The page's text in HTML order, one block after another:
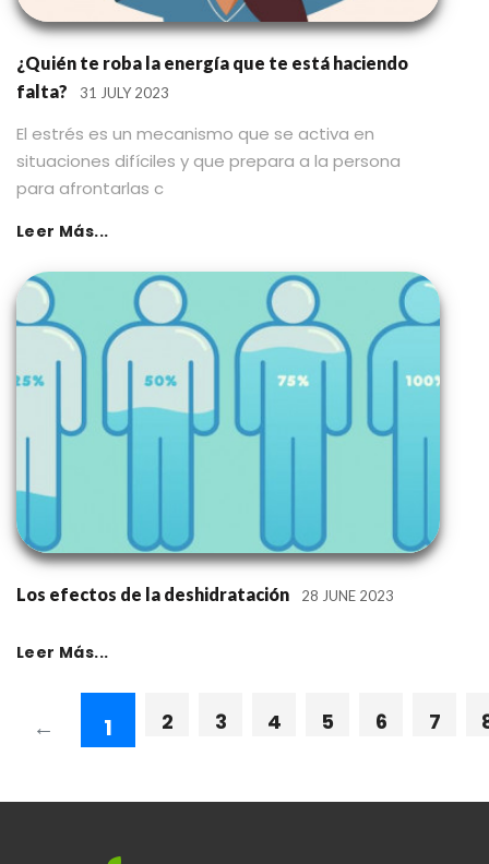
¿Quién te roba la energía que te está haciendo
falta?
31 JULY 2023
El estrés es un mecanismo que se activa en
situaciones difíciles y que prepara a la persona
para afrontarlas c
Leer Más...
Los efectos de la deshidratación 28 JUNE 2023
Leer Más...
← 1 2 3 4 5 6 7